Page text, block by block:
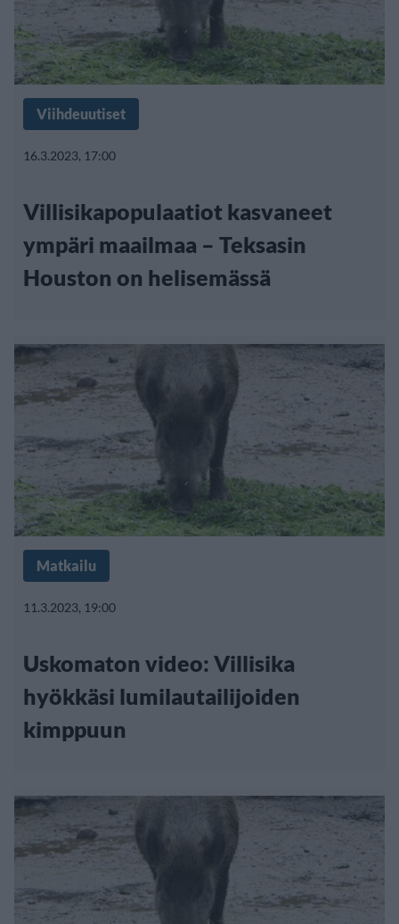
Viihdeuutiset
16.3.2023, 17:00
Villisikapopulaatiot kasvaneet
ympäri maailmaa – Teksasin
Houston on helisemässä
Matkailu
11.3.2023, 19:00
Uskomaton video: Villisika
hyökkäsi lumilautailijoiden
kimppuun